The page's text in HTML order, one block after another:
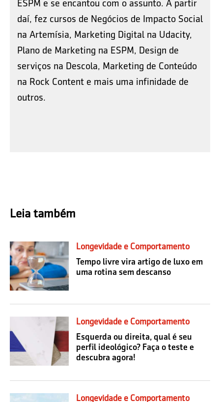
ESPM e se encantou com o assunto. A partir
daí, fez cursos de Negócios de Impacto Social
na Artemísia, Marketing Digital na Udacity,
Plano de Marketing na ESPM, Design de
serviços na Descola, Marketing de Conteúdo
na Rock Content e mais uma infinidade de
outros.
Leia também
Longevidade e Comportamento
Tempo livre vira artigo de luxo em
uma rotina sem descanso
Longevidade e Comportamento
Esquerda ou direita, qual é seu
perfil ideológico? Faça o teste e
descubra agora!
Longevidade e Comportamento